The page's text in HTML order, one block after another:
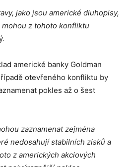
jako jsou americké dluhopisy,
mohou z tohoto konfliktu
americké banky Goldman
otevřeného konfliktu by
pokles až o šest
zaznamenat zejména
nedosahují stabilních zisků a
z amerických akciových